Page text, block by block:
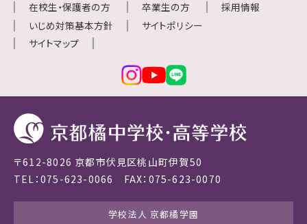
在校生・保護者の方 卒業生の方
採用情報
いじめ対策基本方針
サイトポリシー
サイトマップ
〒612-8026 京都市伏見区桃山町伊賀50
TEL：075-623-0066 FAX：075-623-0070
学校法人 京都橘学園